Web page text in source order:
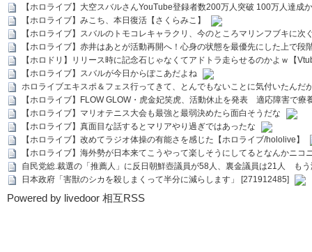
【ホロライブ】大空スバルさんYouTube登録者数200万人突破 100万人達成
【ホロライブ】みこち、本日復活【さくらみこ】
【ホロライブ】スバルのトモコレキャラクリ、今のところマリンフブキに
【ホロライブ】赤井はあとが活動再開へ！心身の状態を最優先にした上で段
【ホロドリ】リリース時に記念石じゃなくてアドトラ走らせるのかよｗ【
【ホロライブ】スバルが今日からぽこあだよね
ホロライブエキスポ＆フェス行ってきて、とんでもないことに気付いたんだ
【ホロライブ】FLOW GLOW・虎金妃笑虎、活動休止を発表 適応障害で療
【ホロライブ】マリオテニス大会も最強と最弱決めたら面白そうだな
【ホロライブ】真面目な話するとマリアやり過ぎではあったな
【ホロライブ】改めてラジオ体操の有能さを感じた【ホロライブ/hololive】
【ホロライブ】海外勢が日本来てこうやって楽しそうにしてるとなんかニコ
自民党総.裁選の「推薦人」に反日朝鮮壺議員が58人、裏金議員は21人 も
日本政府「害獣のシカを殺しまくって半分に減らします」 [271912485]
Powered by livedoor 相互RSS